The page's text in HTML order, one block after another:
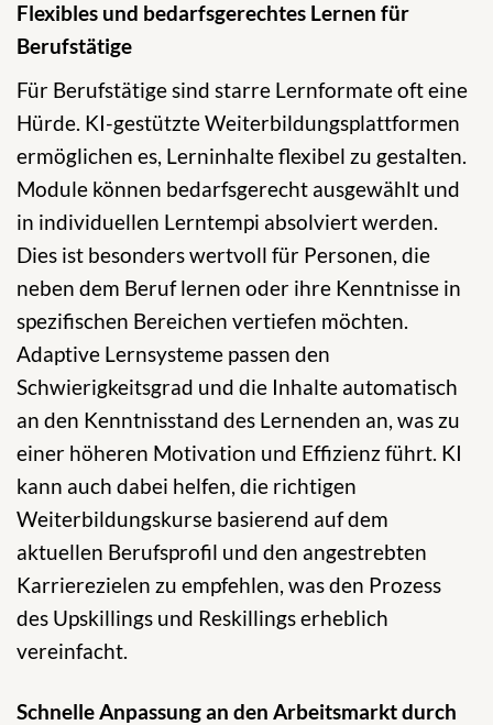
Flexibles und bedarfsgerechtes Lernen für
Berufstätige
Für Berufstätige sind starre Lernformate oft eine
Hürde. KI-gestützte Weiterbildungsplattformen
ermöglichen es, Lerninhalte flexibel zu gestalten.
Module können bedarfsgerecht ausgewählt und
in individuellen Lerntempi absolviert werden.
Dies ist besonders wertvoll für Personen, die
neben dem Beruf lernen oder ihre Kenntnisse in
spezifischen Bereichen vertiefen möchten.
Adaptive Lernsysteme passen den
Schwierigkeitsgrad und die Inhalte automatisch
an den Kenntnisstand des Lernenden an, was zu
einer höheren Motivation und Effizienz führt. KI
kann auch dabei helfen, die richtigen
Weiterbildungskurse basierend auf dem
aktuellen Berufsprofil und den angestrebten
Karrierezielen zu empfehlen, was den Prozess
des Upskillings und Reskillings erheblich
vereinfacht.
Schnelle Anpassung an den Arbeitsmarkt durch